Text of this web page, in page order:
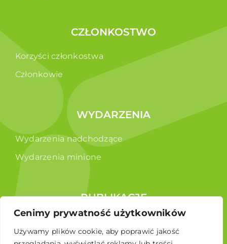
Cenimy prywatność użytkowników
Używamy plików cookie, aby poprawić jakość
CZŁONKOSTWO
Korzyści członkostwa
Członkowie
WYDARZENIA
Wydarzenia nadchodzące
Wydarzenia minione
PUBLIKACJE
Raporty
Broszura edukacyjna